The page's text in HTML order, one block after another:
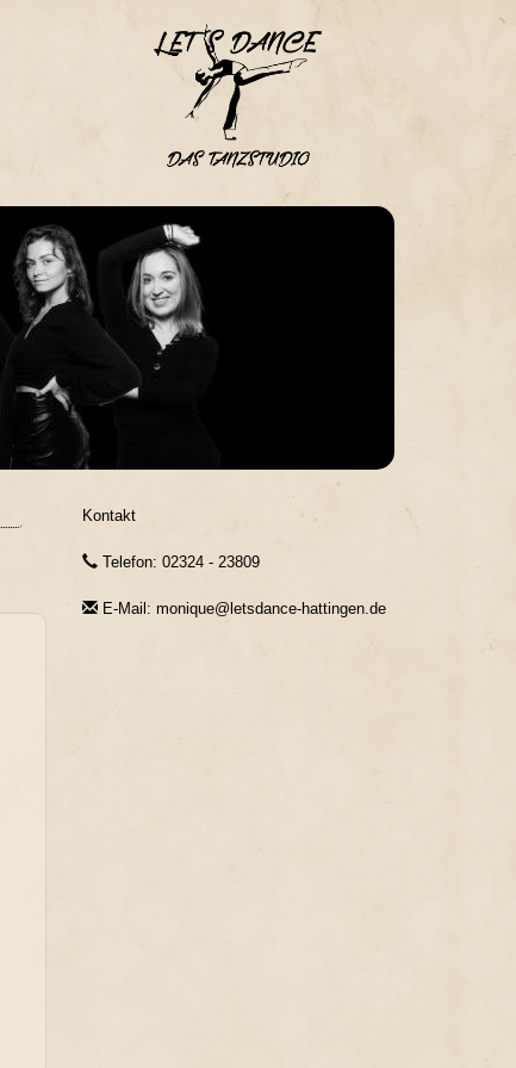
Kontakt
Telefon: 02324 - 23809
E-Mail: monique@letsdance-hattingen.de